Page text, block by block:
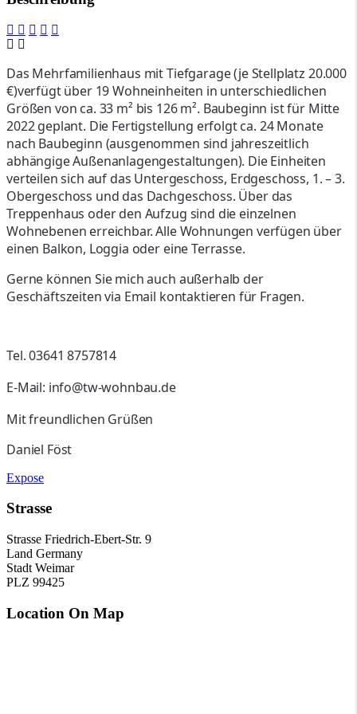
Das Mehrfamilienhaus mit Tiefgarage (je Stellplatz 20.000
€)verfügt über 19 Wohneinheiten in unterschiedlichen
Größen von ca. 33 m² bis 126 m². Baubeginn ist für Mitte
2022 geplant. Die Fertigstellung erfolgt ca. 24 Monate
nach Baubeginn (ausgenommen sind jahreszeitlich
abhängige Außenanlagengestaltungen). Die Einheiten
verteilen sich auf das Untergeschoss, Erdgeschoss, 1. – 3.
Obergeschoss und das Dachgeschoss. Über das
Treppenhaus oder den Aufzug sind die einzelnen
Wohnebenen erreichbar. Alle Wohnungen verfügen über
einen Balkon, Loggia oder eine Terrasse.
Gerne können Sie mich auch außerhalb der
Geschäftszeiten via Email kontaktieren für Fragen.
Tel. 03641 8757814
E-Mail: info@tw-wohnbau.de
Mit freundlichen Grüßen
Daniel Föst
Expose
Strasse
Strasse Friedrich-Ebert-Str. 9
Land Germany
Stadt Weimar
PLZ 99425
Location On Map